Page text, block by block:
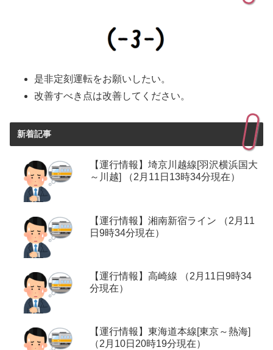
是非定刻運転をお願いしたい。
改善すべき点は改善してください。
新着記事
【運行情報】埼京川越線[羽沢横浜国大
～川越] （2月11日13時34分現在）
【運行情報】湘南新宿ライン （2月11
日9時34分現在）
【運行情報】高崎線 （2月11日9時34
分現在）
【運行情報】東海道本線[東京～熱海]
（2月10日20時19分現在）